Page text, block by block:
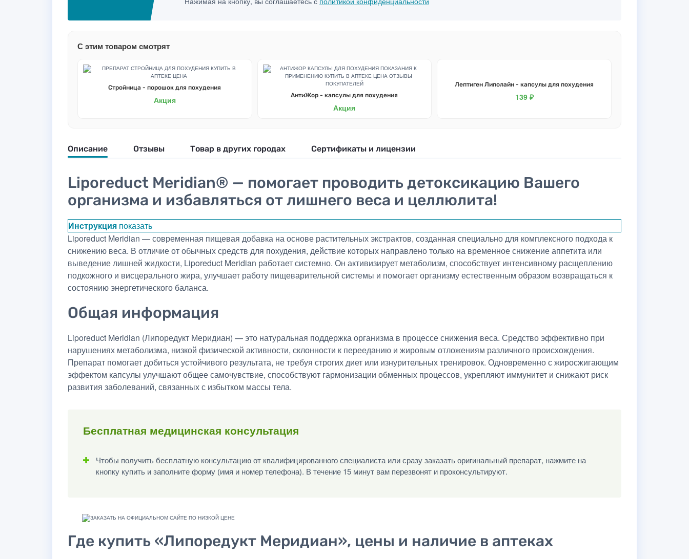
С этим товаром смотрят
Стройница - порошок для похудения
Акция АнтиЖор - капсулы для похудения
Акция
Лептиген Липолайн - капсулы для похудения
139 ₽
Описание Отзывы Товар в других городах Сертификаты и лицензии
Liporeduct Meridian® — помогает проводить детоксикацию Вашего
организма и избавляться от лишнего веса и целлюлита!
Инструкция показать
Liporeduct Meridian — современная пищевая добавка на основе растительных экстрактов, созданная специально для комплексного подхода к
снижению веса. В отличие от обычных средств для похудения, действие которых направлено только на временное снижение аппетита или
выведение лишней жидкости, Liporeduct Meridian работает системно. Он активизирует метаболизм, способствует интенсивному расщеплению
подкожного и висцерального жира, улучшает работу пищеварительной системы и помогает организму естественным образом возвращаться к
состоянию энергетического баланса.
Общая информация
Liporeduct Meridian (Липоредукт Меридиан) — это натуральная поддержка организма в процессе снижения веса. Средство эффективно при
нарушениях метаболизма, низкой физической активности, склонности к перееданию и жировым отложениям различного происхождения.
Препарат помогает добиться устойчивого результата, не требуя строгих диет или изнурительных тренировок. Одновременно с жиросжигающим
эффектом капсулы улучшают общее самочувствие, способствуют гармонизации обменных процессов, укрепляют иммунитет и снижают риск
развития заболеваний, связанных с избытком массы тела.
Бесплатная медицинская консультация
Чтобы получить бесплатную консультацию от квалифицированного специалиста или сразу заказать оригинальный препарат, нажмите на
кнопку купить и заполните форму (имя и номер телефона). В течение 15 минут вам перезвонят и проконсультируют.
Где купить «Липоредукт Меридиан», цены и наличие в аптеках